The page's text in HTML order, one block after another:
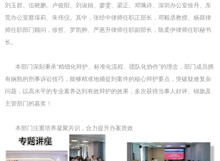
刘玉群、伍晓鹏、卢俊阳、刘淑娟、廖雯、梁正、邓珮诗、深圳办公室徐丹、东
莞办公室蔡埰莉、朱伟仪。其中，张经中律师任职正部长，邓毅丞教授、杨燚律
师任职部门顾问，徐哲、罗凯翀、严惠升律师任职副部长，陈柔伊律师任职秘书
长。
本部门深刻秉承“精细化辩护、标准化流程、团队化协作”的理念，部门成员拥
有娴熟的刑事诉讼技巧，能够精准地捕捉到案件的核心辩护要点，突破疑难复杂
问题，以高水平的专业素养达到有效辩护的效果，多次获得当事人好评、锦旗及
主管部门的嘉奖！
本部门注重培养凝聚共识，合力提升办案质效